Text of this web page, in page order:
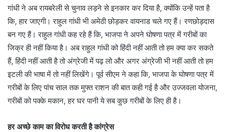
गांधी ने अब रायबरेली से चुनाव लड़ने से इनकार कर दिया है, क्योंकि उन्हें पता है
कि, हार जाएगी। राहुल गांधी भी अमेठी छोड़कर वायनाड चले गए हैं। रणछोड़दास
बन गए हैं। राहुल गांधी कह रहे हैं कि, भाजपा ने अपने घोषणा पत्र में गरीबों का
जिक्र ही नहीं किया है। अब राहुल गांधी को हिंदी नहीं आती तो हम क्या कर सकते
हैं, हिंदी नहीं आती है तो अंग्रेजी में पढ़ लो और अगर अंग्रेजी भी नहीं आती तो हम
इटली की भाषा में तो नहीं लिखेंगे। पूर्व सीएम ने कहा कि, भाजपा के घोषणा पत्र में
गरीबों के लिए पांच साल तक मुफ्त राशन की बात कही गई है और उज्जवला योजना,
गरीबों को पक्के मकान, हर घर पानी ये सब कुछ गरीबों के लिए ही है।
हर अच्छे काम का विरोध करती है कांग्रेस